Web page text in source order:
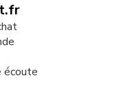
écoute